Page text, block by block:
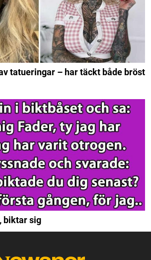
tatueringar – har täckt både bröst
biktar sig